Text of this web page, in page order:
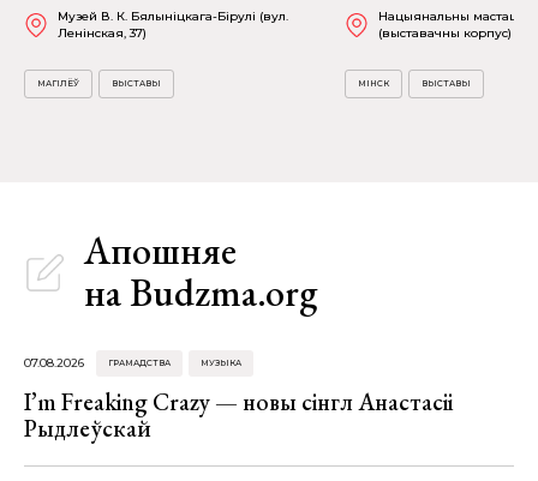
Музей В. К. Бялыніцкага-Бірулі (вул.
Ленінская, 37)
МАГІЛЁЎ ВЫСТАВЫ
Нацыянальны мастацкі
(выставачны корпус) (К.
МІНСК ВЫСТАВЫ
Апошняе
на Budzma.org
07.08.2026 ГРАМАДСТВА МУЗЫКА
I’m Freaking Crazy — новы сінгл Анастасіі
Рыдлеўскай